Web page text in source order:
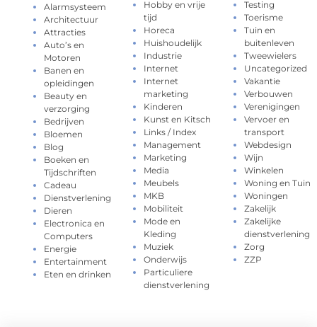
Alarmsysteem
Architectuur
Attracties
Auto’s en
Motoren
Banen en
opleidingen
Beauty en
verzorging
Bedrijven
Bloemen
Blog
Boeken en
Tijdschriften
Cadeau
Dienstverlening
Dieren
Electronica en
Computers
Energie
Entertainment
Eten en drinken
Hobby en vrije
tijd
Horeca
Huishoudelijk
Industrie
Internet
Internet
marketing
Kinderen
Kunst en Kitsch
Links / Index
Management
Marketing
Media
Meubels
MKB
Mobiliteit
Mode en
Kleding
Muziek
Onderwijs
Particuliere
dienstverlening
Testing
Toerisme
Tuin en
buitenleven
Tweewielers
Uncategorized
Vakantie
Verbouwen
Verenigingen
Vervoer en
transport
Webdesign
Wijn
Winkelen
Woning en Tuin
Woningen
Zakelijk
Zakelijke
dienstverlening
Zorg
ZZP